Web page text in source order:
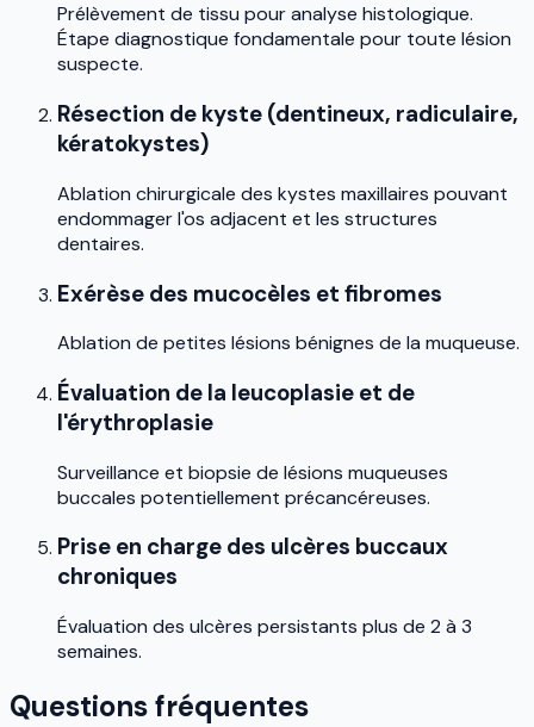
Prélèvement de tissu pour analyse histologique.
Étape diagnostique fondamentale pour toute lésion
suspecte.
Résection de kyste (dentineux, radiculaire,
kératokystes)
Ablation chirurgicale des kystes maxillaires pouvant
endommager l'os adjacent et les structures
dentaires.
Exérèse des mucocèles et fibromes
Ablation de petites lésions bénignes de la muqueuse.
Évaluation de la leucoplasie et de
l'érythroplasie
Surveillance et biopsie de lésions muqueuses
buccales potentiellement précancéreuses.
Prise en charge des ulcères buccaux
chroniques
Évaluation des ulcères persistants plus de 2 à 3
semaines.
Questions fréquentes